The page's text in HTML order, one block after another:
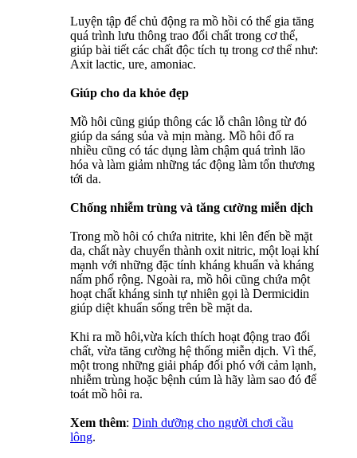
Luyện tập để chủ động ra mồ hồi có thể gia tăng
quá trình lưu thông trao đổi chất trong cơ thể,
giúp bài tiết các chất độc tích tụ trong cơ thể như:
Axit lactic, ure, amoniac.
Giúp cho da khỏe đẹp
Mồ hôi cũng giúp thông các lỗ chân lông từ đó
giúp da sáng sủa và mịn màng. Mồ hôi đổ ra
nhiều cũng có tác dụng làm chậm quá trình lão
hóa và làm giảm những tác động làm tổn thương
tới da.
Chống nhiễm trùng và tăng cường miễn dịch
Trong mồ hôi có chứa nitrite, khi lên đến bề mặt
da, chất này chuyển thành oxit nitric, một loại khí
mạnh với những đặc tính kháng khuẩn và kháng
nấm phổ rộng. Ngoài ra, mồ hôi cũng chứa một
hoạt chất kháng sinh tự nhiên gọi là Dermicidin
giúp diệt khuẩn sống trên bề mặt da.
Khi ra mồ hôi,vừa kích thích hoạt động trao đổi
chất, vừa tăng cường hệ thống miễn dịch. Vì thế,
một trong những giải pháp đối phó với cảm lạnh,
nhiễm trùng hoặc bệnh cúm là hãy làm sao đó để
toát mồ hôi ra.
Xem thêm: Dinh dưỡng cho người chơi cầu
lông.